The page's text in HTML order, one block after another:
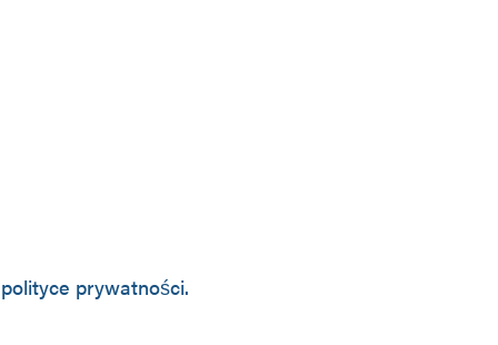
polityce prywatności.